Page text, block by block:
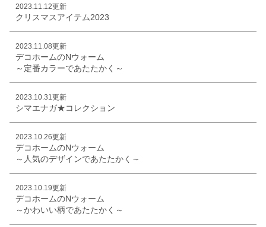
2023.11.12更新
クリスマスアイテム2023
2023.11.08更新
デコホームのNウォーム
～定番カラーであたたかく～
2023.10.31更新
シマエナガ★コレクション
2023.10.26更新
デコホームのNウォーム
～人気のデザインであたたかく～
2023.10.19更新
デコホームのNウォーム
～かわいい柄であたたかく～